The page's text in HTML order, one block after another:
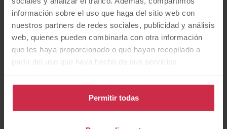
información sobre el uso que haga del sitio web con
nuestros partners de redes sociales, publicidad y análisis
web, quienes pueden combinarla con otra información
que les haya proporcionado o que hayan recopilado a
partir del uso que haya hecho de sus servicios.
Permitir todas